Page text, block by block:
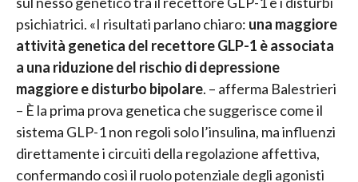
psichiatrici. «I risultati parlano chiaro: una maggiore
attività genetica del recettore GLP-1 è associata
a una riduzione del rischio di depressione
maggiore e disturbo bipolare. – afferma Balestrieri
– È la prima prova genetica che suggerisce come il
sistema GLP-1 non regoli solo l’insulina, ma influenzi
direttamente i circuiti della regolazione affettiva,
confermando così il ruolo potenziale degli agonisti